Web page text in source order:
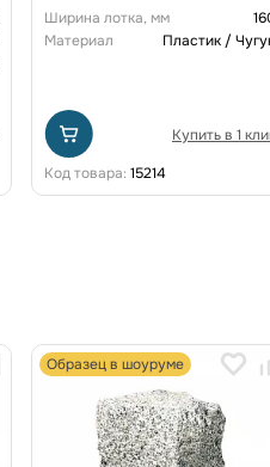
(комплект) 0805034-М
Ширина лотка, мм
Материал
Пластик /
Купить в 1
Код товара: 15214
Образец в шоуруме